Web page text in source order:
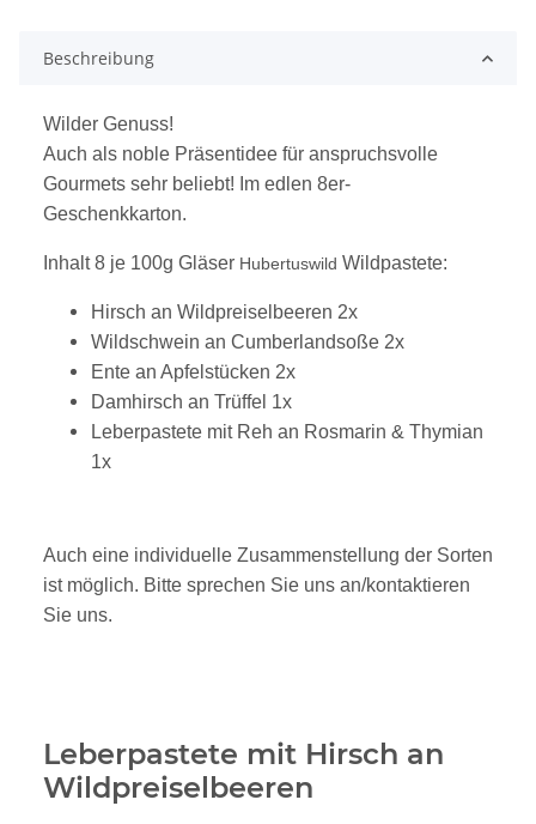
Beschreibung
Wilder Genuss!
Auch als noble Präsentidee für anspruchsvolle
Gourmets sehr beliebt! Im edlen 8er-
Geschenkkarton.
Inhalt 8 je 100g Gläser Hubertuswild Wildpastete:
Hirsch an Wildpreiselbeeren 2x
Wildschwein an Cumberlandsoße 2x
Ente an Apfelstücken 2x
Damhirsch an Trüffel 1x
Leberpastete mit Reh an Rosmarin & Thymian
1x
Auch eine individuelle Zusammenstellung der Sorten
ist möglich. Bitte sprechen Sie uns an/kontaktieren
Sie uns.
Leberpastete mit Hirsch an
Wildpreiselbeeren